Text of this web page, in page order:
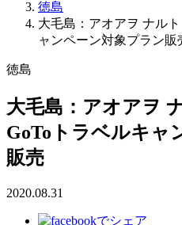
徳島
大毛島：アオアヲ ナル
ャンペーン対象プラン販
徳島
大毛島：アオアヲ
GoToトラベルキャ
販売
2020.08.31